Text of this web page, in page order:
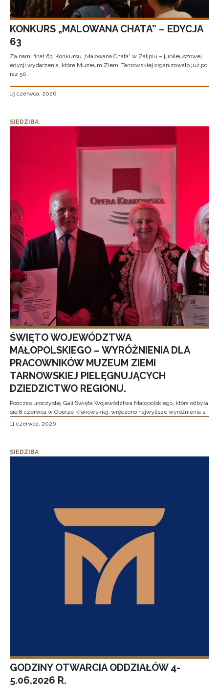
KONKURS „MALOWANA CHATA” – EDYCJA
63
Za nami finał 63. Konkursu „Malowana Chata” w Zalipiu – jubileuszowej
edycji wydarzenia, które Muzeum Ziemi Tarnowskiej organizowało już po
raz 50.
15 czerwca, 2026
SIEDZIBA
ŚWIĘTO WOJEWÓDZTWA
MAŁOPOLSKIEGO – WYRÓŻNIENIA DLA
PRACOWNIKÓW MUZEUM ZIEMI
TARNOWSKIEJ PIELĘGNUJĄCYCH
DZIEDZICTWO REGIONU.
Podczas uroczystej Gali Święta Województwa Małopolskiego, która odbyła
się 8 czerwca w Operze Krakowskiej, wręczono najwyższe wyróżnienia s
11 czerwca, 2026
SIEDZIBA
GODZINY OTWARCIA ODDZIAŁÓW 4-
5.06.2026 R.